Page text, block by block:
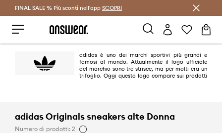
Risparmia con Answear Club >
FINAL SALE % Più sconti nell'app SCOPRI
adidas è uno dei marchi sportivi più grandi e
famosi al mondo. Attualmente il logo ufficiale
del marchio sono tre strisce, ma per molti era un
trifoglio. Oggi questo logo compare sui prodotti
adidas Originals sneakers alte Donna
Numero di prodotti: 2